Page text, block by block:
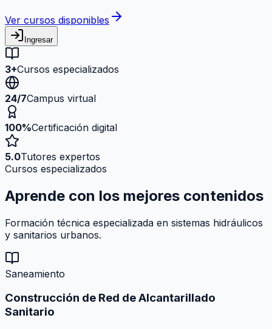
Ver cursos disponibles
Ingresar
3+Cursos especializados
24/7Campus virtual
100%Certificación digital
5.0Tutores expertos
Cursos especializados
Aprende con los mejores contenidos
Formación técnica especializada en sistemas hidráulicos
y sanitarios urbanos.
Saneamiento
Construcción de Red de Alcantarillado
Sanitario